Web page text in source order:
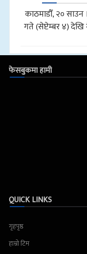
काठमाडौँ, २० साउन
गते (सेप्टेम्बर ४) देखि
फेसबुकमा हामी
QUICK LINKS
गृहपृष्ठ
हाम्रो टिम